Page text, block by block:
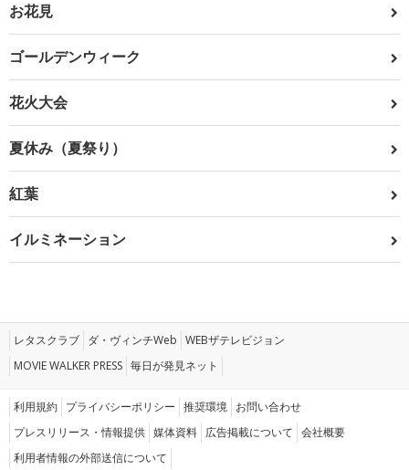
お花見
ゴールデンウィーク
花火大会
夏休み（夏祭り）
紅葉
イルミネーション
レタスクラブ ダ・ヴィンチWeb WEBザテレビジョン
MOVIE WALKER PRESS 毎日が発見ネット
利用規約 プライバシーポリシー 推奨環境 お問い合わせ
プレスリリース・情報提供 媒体資料 広告掲載について 会社概要
利用者情報の外部送信について